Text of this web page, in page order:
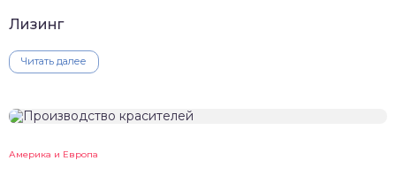
Лизинг
Читать далее
Америка и Европа